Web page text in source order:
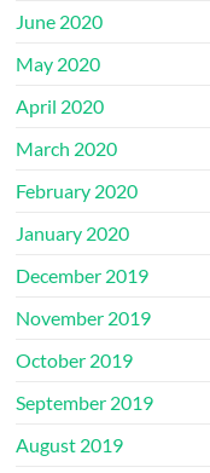
June 2020
May 2020
April 2020
March 2020
February 2020
January 2020
December 2019
November 2019
October 2019
September 2019
August 2019